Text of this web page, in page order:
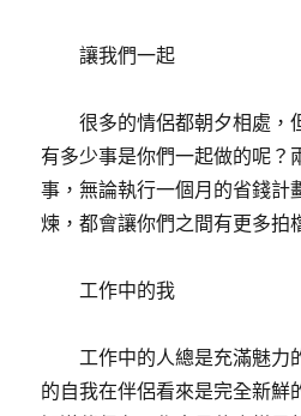
讓我們一起
很多的情侶都朝夕相處，
有多少事是你們一起做的呢？
事，無論執行一個月的省錢計
煉，都會讓你們之間有更多拍
工作中的我
工作中的人總是充滿魅力
的自我在伴侶看來是完全新鮮